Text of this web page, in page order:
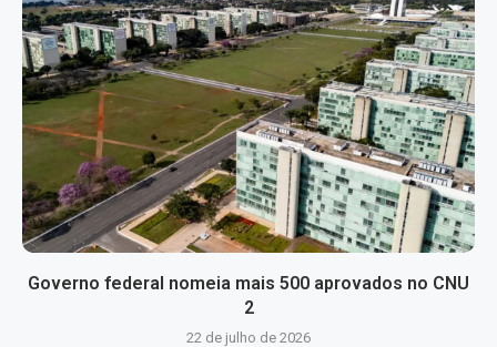
Governo federal nomeia mais 500 aprovados no CNU
2
22 de julho de 2026